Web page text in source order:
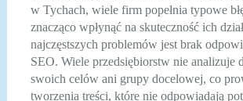
w Tychach, wiele firm popełnia typowe
znacząco wpłynąć na skuteczność ich
najczęstszych problemów jest brak
SEO. Wiele przedsiębiorstw nie analizuje
swoich celów ani grupy docelowej, co
tworzenia treści, które nie odpowiadają